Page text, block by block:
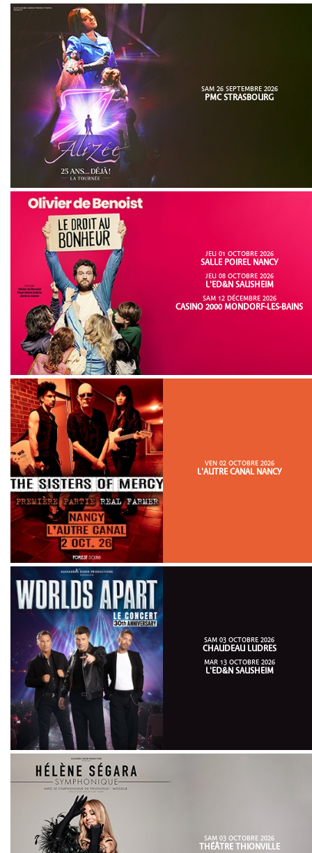
SAM 26 SEPTEMBRE 2026
PMC STRASBOURG
JEU 01 OCTOBRE 2026
SALLE POIREL NANCY
JEU 08 OCTOBRE 2026
L'ED&N SAUSHEIM
SAM 12 DÉCEMBRE 2026
CASINO 2000 MONDORF-LES-BAINS
VEN 02 OCTOBRE 2026
L'AUTRE CANAL NANCY
SAM 03 OCTOBRE 2026
CHAUDEAU LUDRES
MAR 13 OCTOBRE 2026
L'ED&N SAUSHEIM
SAM 03 OCTOBRE 2026
THÉÂTRE THIONVILLE